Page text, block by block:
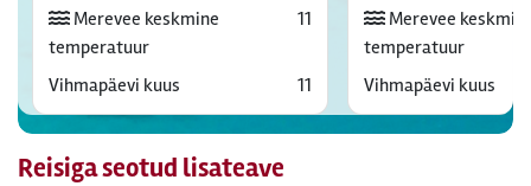
Merevee keskmine
temperatuur
11
Vihmapäevi kuus 11
Merevee
temperatuur
Vihmapäevi kuus
Reisiga seotud lisateave